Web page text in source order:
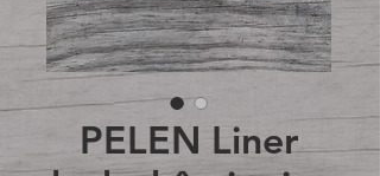
PELEN Liner